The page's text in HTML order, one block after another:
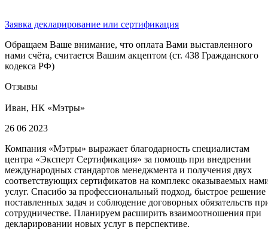
Заявка декларирование или сертификация
Обращаем Ваше внимание, что оплата Вами выставленного
нами счёта, считается Вашим акцептом (ст. 438 Гражданского
кодекса РФ)
Отзывы
Иван, НК «Мэтры»
26 06 2023
Компания «Мэтры» выражает благодарность специалистам
центра «Эксперт Сертификация» за помощь при внедрении
международных стандартов менеджмента и получения двух
соответствующих сертификатов на комплекс оказываемых
услуг. Спасибо за профессиональный подход, быстрое решение
поставленных задач и соблюдение договорных обязательств
сотрудничестве. Планируем расширить взаимоотношения при
декларировании новых услуг в перспективе.